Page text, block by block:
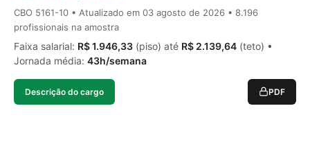
CBO 5161-10 • Atualizado em 03 agosto de 2026 • 8.196
profissionais na amostra
Faixa salarial: R$ 1.946,33 (piso) até R$ 2.139,64 (teto) •
Jornada média: 43h/semana
Descrição do cargo PDF